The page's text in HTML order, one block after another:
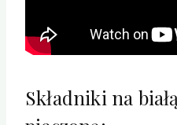
Składniki na